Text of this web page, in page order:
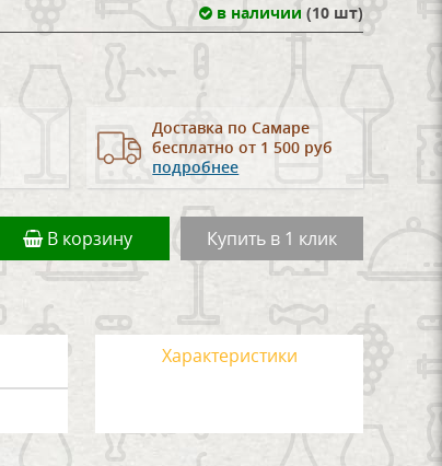
в наличии (10 шт)
Доставка по Самаре
бесплатно от 1 500 руб
подробнее
В корзину Купить в 1 клик
Характеристики